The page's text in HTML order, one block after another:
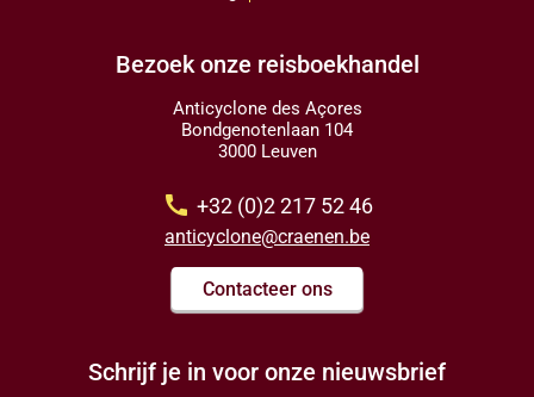
Bezoek onze reisboekhandel
Anticyclone des Açores
Bondgenotenlaan 104
3000 Leuven
call +32 (0)2 217 52 46
anticyclone@craenen.be
Contacteer ons
Schrijf je in voor onze nieuwsbrief